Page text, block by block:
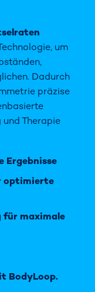
um
Dadurch
präzise
Therapie
Ergebnisse
optimierte
für maximale
BodyLoop.